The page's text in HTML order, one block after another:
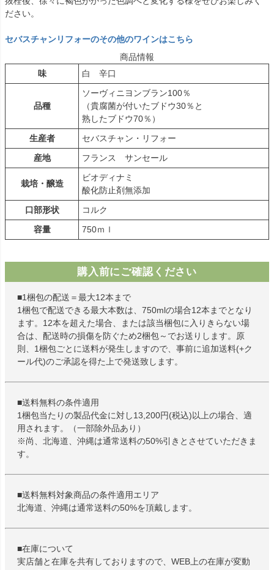
ださい。
セバスチャンリフォーのその他のワインはこちら
商品情報
味
白 辛口
品種
ソーヴィニヨンブラン100％
（貴腐菌が付いたブドウ30％と
熟したブドウ70％）
生産者
セバスチャン・リフォー
産地
フランス サンセール
栽培・醸造
ビオディナミ
酸化防止剤無添加
口部形状
コルク
容量
750ｍｌ
購入前にご確認ください
■1梱包の配送＝最大12本まで
1梱包で配送できる最大本数は、750mlの場合12本までとなり
ます。12本を超えた場合、または該当梱包に入りきらない場
合は、配送時の損傷を防ぐため2梱包～でお送りします。原
則、1梱包ごとに送料が発生しますので、事前に追加送料(+ク
ール代)のご承認を得た上で発送致します。
■送料無料の条件適用
1梱包当たりの製品代金に対し13,200円(税込)以上の場合、適
用されます。（一部除外品あり）
※尚、北海道、沖縄は通常送料の50%引きとさせていただきま
す。
■送料無料対象商品の条件適用エリア
北海道、沖縄は通常送料の50%を頂戴します。
■在庫について
実店舗と在庫を共有しておりますので、WEB上の在庫が変動